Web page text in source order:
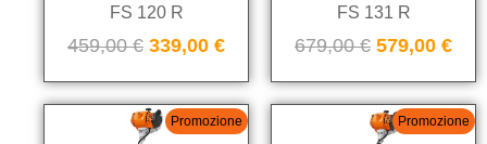
FS 120 R
459,00€ 339,00 €
FS 131 R
679,00€ 579,00 €
Promozione Promozione